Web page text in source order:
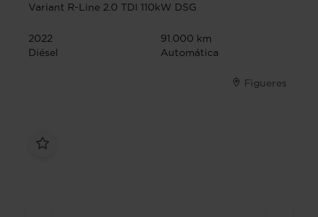
Variant R-Line 2.0 TDI 110kW DSG
2022
91.000 km
Diésel
Automática
Figueres